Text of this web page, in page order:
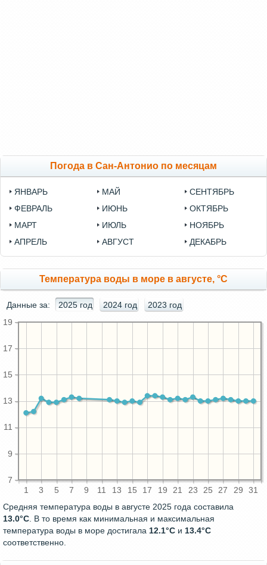
Погода в Сан-Антонио по месяцам
ЯНВАРЬ
ФЕВРАЛЬ
МАРТ
АПРЕЛЬ
МАЙ
ИЮНЬ
ИЮЛЬ
АВГУСТ
СЕНТЯБРЬ
ОКТЯБРЬ
НОЯБРЬ
ДЕКАБРЬ
Температура воды в море в августе, °C
Данные за: 2025 год 2024 год 2023 год
1 3 5 7 9 11 13 15 17 19 21 23 25 27 29 31
7
9
11
13
15
17
19
Средняя температура воды в августе 2025 года составила
13.0°C. В то время как минимальная и максимальная
температура воды в море достигала 12.1°C и 13.4°C
соответственно.